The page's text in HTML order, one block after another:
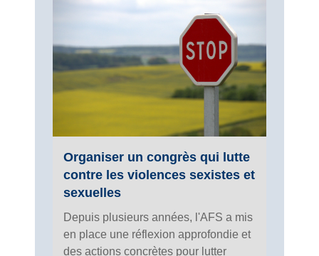
Organiser un congrès qui lutte
contre les violences sexistes et
sexuelles
Depuis plusieurs années, l'AFS a mis
en place une réflexion approfondie et
des actions concrètes pour lutter